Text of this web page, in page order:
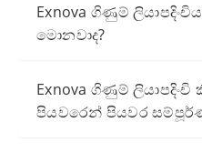
Exnova ගිණුම්
මොනවාද?
Exnova ගිණුම් ලියාපදිංචි
පියවරෙන් පියවර